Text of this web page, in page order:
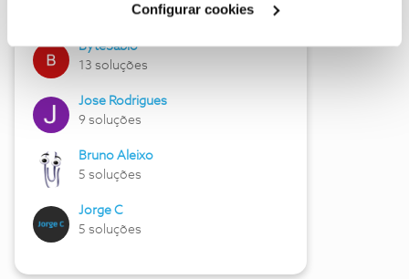
Configurar cookies
17 soluções
ByteSábio
13 soluções
Jose Rodrigues
9 soluções
Bruno Aleixo
5 soluções
Jorge C
5 soluções